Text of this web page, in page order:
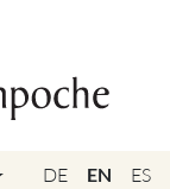
DE EN ES